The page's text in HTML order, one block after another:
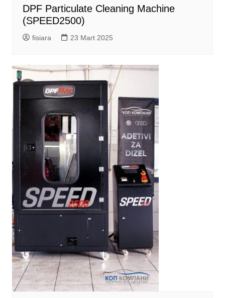
DPF Particulate Cleaning Machine
(SPEED2500)
fisiara 23 Mart 2025